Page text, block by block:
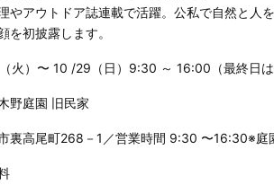
やアウトドア誌連載で活躍。公私で自然と人
を初披露します。
（火）〜 10 /29（日）9:30 ～ 16:00（最終日は
野庭園 旧民家
尾町268－1／営業時間 9:30 〜16:30※庭